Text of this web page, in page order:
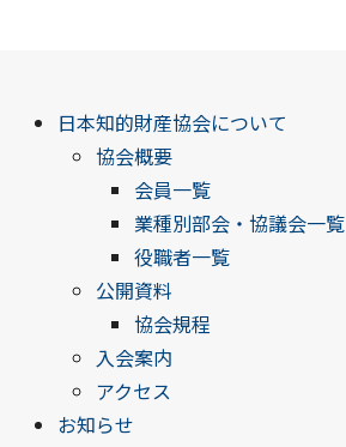
日本知的財産協会について
協会概要
会員一覧
業種別部会・協議会一覧
役職者一覧
公開資料
協会規程
入会案内
アクセス
お知らせ